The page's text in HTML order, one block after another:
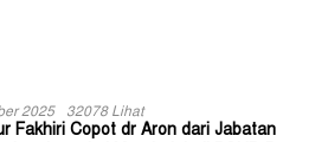
2025 32078 Lihat
Fakhiri Copot dr Aron dari Jabatan